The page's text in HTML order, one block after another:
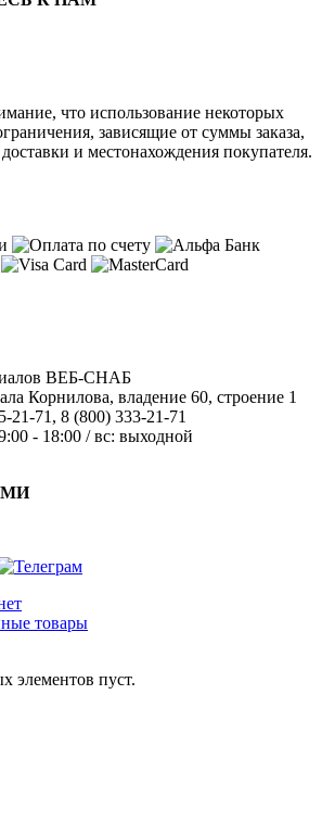
что использование некоторых
зависящие от суммы заказа,
и местонахождения покупателя.
ВЕБ-СНАБ
Корнилова, владение 60, строение 1
21-71 , 8 (800) 333-21-71
- 18:00 / вс: выходной
товары
элементов пуст.